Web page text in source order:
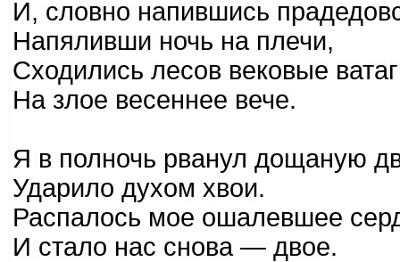
И, словно напившись
Напяливши ночь на плечи,
Сходились лесов вековые
На злое весеннее вече.
Я в полночь рванул дощаную
Ударило духом хвои.
Распалось мое ошалевшее
И стало нас снова — двое.